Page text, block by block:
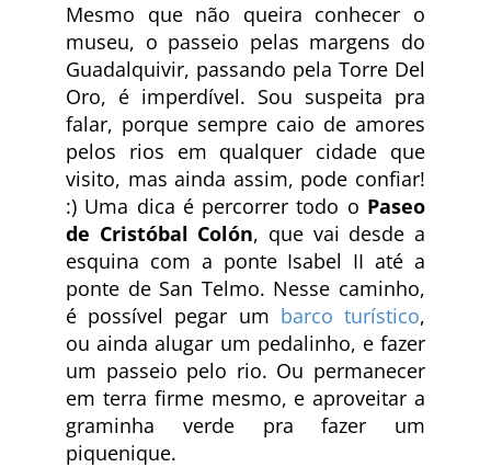
Mesmo que não queira conhecer o
museu, o passeio pelas margens do
Guadalquivir, passando pela Torre Del
Oro, é imperdível. Sou suspeita pra
falar, porque sempre caio de amores
pelos rios em qualquer cidade que
visito, mas ainda assim, pode confiar!
:) Uma dica é percorrer todo o Paseo
de Cristóbal Colón, que vai desde a
esquina com a ponte Isabel II até a
ponte de San Telmo. Nesse caminho,
é possível pegar um barco turístico,
ou ainda alugar um pedalinho, e fazer
um passeio pelo rio. Ou permanecer
em terra firme mesmo, e aproveitar a
graminha verde pra fazer um
piquenique.